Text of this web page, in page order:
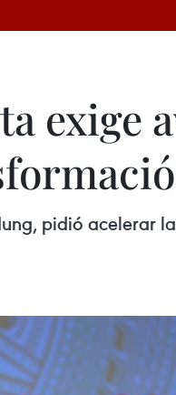
exige
pidió acelerar